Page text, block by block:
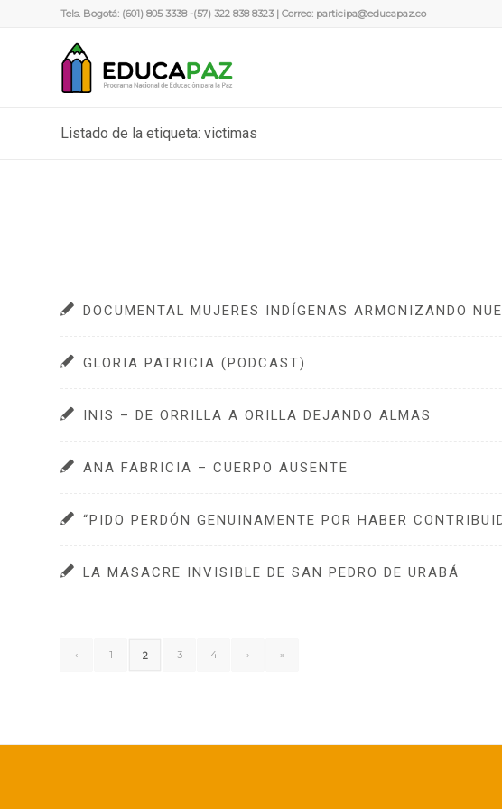
Tels. Bogotá: (601) 805 3338 -(57) 322 838 8323 | Correo: participa@educapaz.co
Listado de la etiqueta: victimas
DOCUMENTAL MUJERES INDÍGENAS ARMONIZANDO
GLORIA PATRICIA (PODCAST)
INIS – DE ORRILLA A ORILLA DEJANDO ALMAS
ANA FABRICIA – CUERPO AUSENTE
“PIDO PERDÓN GENUINAMENTE POR HABER
LA MASACRE INVISIBLE DE SAN PEDRO DE URABÁ
‹ 1 2 3 4 › »